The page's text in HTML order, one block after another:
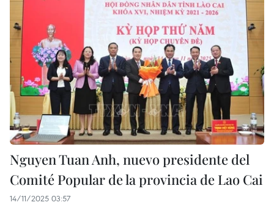
Nguyen Tuan Anh, nuevo presidente del
Comité Popular de la provincia de Lao Cai
14/11/2025 03:57